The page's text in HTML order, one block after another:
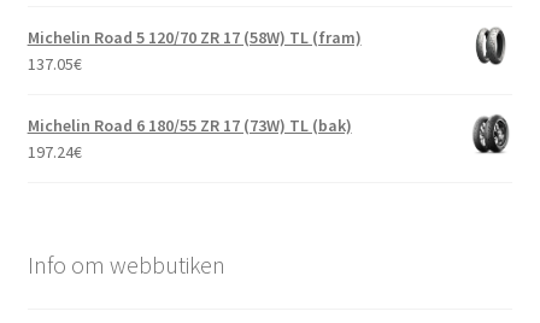
Michelin Road 5 120/70 ZR 17 (58W) TL (fram)
137.05€
Michelin Road 6 180/55 ZR 17 (73W) TL (bak)
197.24€
Info om webbutiken